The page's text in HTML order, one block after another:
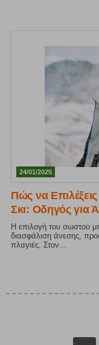
24/01/2025
Πώς να
Σκι: Οδηγός για
Η επιλογή του σωστού
διασφάλιση άνεσης,
πλαγιές. Στον...